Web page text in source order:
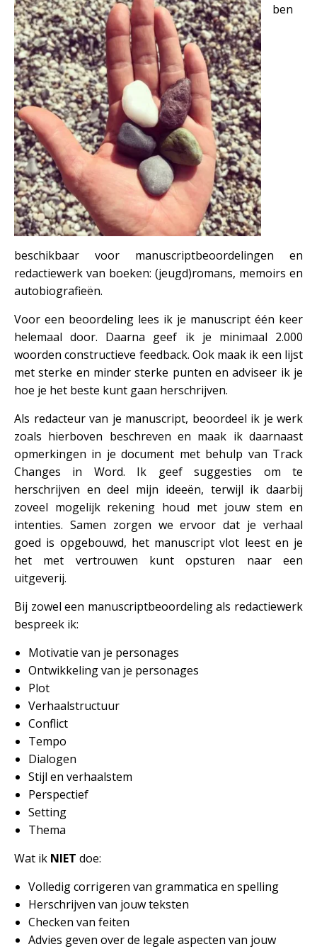
ben
beschikbaar voor manuscriptbeoordelingen en
redactiewerk van boeken: (jeugd)romans, memoirs en
autobiografieën.
Voor een beoordeling lees ik je manuscript één keer
helemaal door. Daarna geef ik je minimaal 2.000
woorden constructieve feedback. Ook maak ik een lijst
met sterke en minder sterke punten en adviseer ik je
hoe je het beste kunt gaan herschrijven.
Als redacteur van je manuscript, beoordeel ik je werk
zoals hierboven beschreven en maak ik daarnaast
opmerkingen in je document met behulp van Track
Changes in Word. Ik geef suggesties om te
herschrijven en deel mijn ideeën, terwijl ik daarbij
zoveel mogelijk rekening houd met jouw stem en
intenties. Samen zorgen we ervoor dat je verhaal
goed is opgebouwd, het manuscript vlot leest en je
het met vertrouwen kunt opsturen naar een
uitgeverij.
Bij zowel een manuscriptbeoordeling als redactiewerk
bespreek ik:
Motivatie van je personages
Ontwikkeling van je personages
Plot
Verhaalstructuur
Conflict
Tempo
Dialogen
Stijl en verhaalstem
Perspectief
Setting
Thema
Wat ik NIET doe:
Volledig corrigeren van grammatica en spelling
Herschrijven van jouw teksten
Checken van feiten
Advies geven over de legale aspecten van jouw